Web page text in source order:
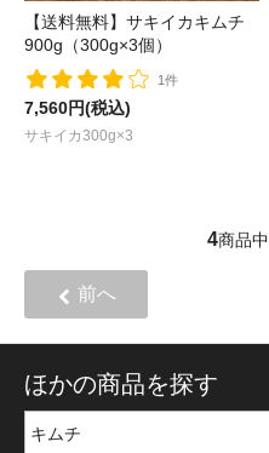
【送料無料】サキイカキムチ
900g（300g×3個）
1件
7,560円(税込)
サキイカ300g×3
4商品中
前へ
ほかの商品を探す